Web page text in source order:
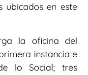
ubicados en este
la oficina del
instancia e
lo Social; tres